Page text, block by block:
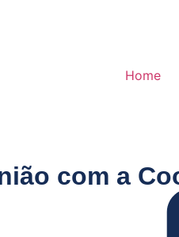
Home
com a